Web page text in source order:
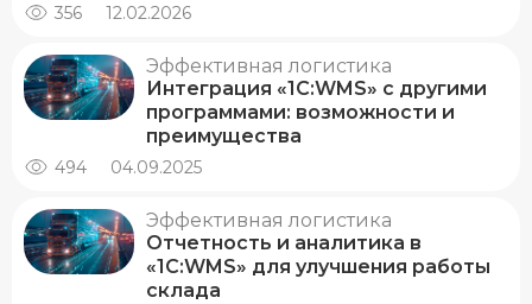
356 12.02.2026
Эффективная логистика
Интеграция «1С:WMS» с другими
программами: возможности и
преимущества
494 04.09.2025
Эффективная логистика
Отчетность и аналитика в
«1С:WMS» для улучшения работы
склада